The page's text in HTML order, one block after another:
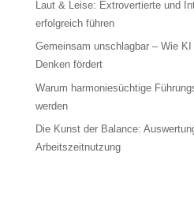
Laut & Leise: Extrovertierte und
erfolgreich führen
Gemeinsam unschlagbar – Wie
Denken fördert
Warum harmoniesüchtige
werden
Die Kunst der Balance:
Arbeitszeitnutzung